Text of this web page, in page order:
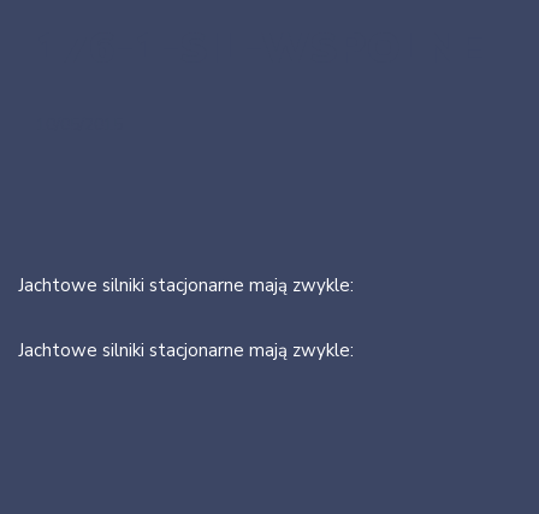
Jachtowe silniki stacjonarne mają zwykle:
Jachtowe silniki stacjonarne mają zwykle: